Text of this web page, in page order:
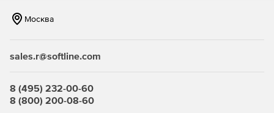
Гибкие условия по выпуску сертификатов для
различные варианты, например, оплату по факту
использования, депозит и безлимитные лицензии на
Москва
sales.r@softline.com
8 (495) 232-00-60
8 (800) 200-08-60